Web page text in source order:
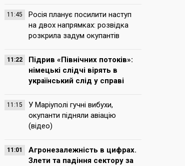
11:45
Росія планує посилити наступ
на двох напрямках: розвідка
розкрила задум окупантів
11:22
Підрив «Північних потоків»:
німецькі слідчі вірять в
український слід у справі
11:15
У Маріуполі гучні вибухи,
окупанти підняли авіацію
(відео)
11:01
Агронезалежність в цифрах.
Злети та падіння сектору за